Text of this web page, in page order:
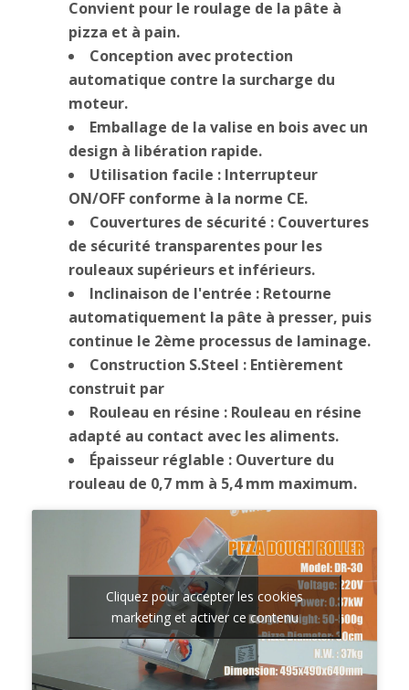
Convient pour le roulage de la pâte à
pizza et à pain.
Conception avec protection
automatique contre la surcharge du
moteur.
Emballage de la valise en bois avec un
design à libération rapide.
Utilisation facile : Interrupteur
ON/OFF conforme à la norme CE.
Couvertures de sécurité : Couvertures
de sécurité transparentes pour les
rouleaux supérieurs et inférieurs.
Inclinaison de l'entrée : Retourne
automatiquement la pâte à presser, puis
continue le 2ème processus de laminage.
Construction S.Steel : Entièrement
construit par
Rouleau en résine : Rouleau en résine
adapté au contact avec les aliments.
Épaisseur réglable : Ouverture du
rouleau de 0,7 mm à 5,4 mm maximum.
Cliquez pour accepter les cookies
marketing et activer ce contenu